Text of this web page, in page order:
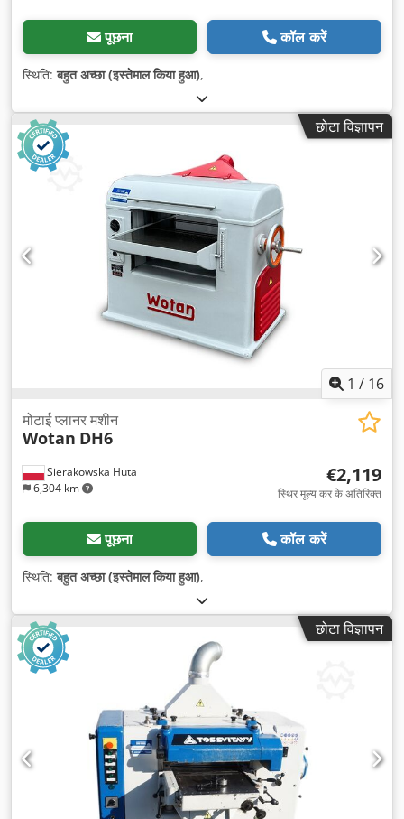
पूछना कॉल करें
स्थिति:बहुत अच्छा (इस्तेमाल किया हुआ),
छोटा विज्ञापन
1 / 16
Sierakowska Huta
6,304 km
मोटाई प्लानर मशीन
Wotan DH6
€2,119
स्थिर मूल्य कर के अतिरिक्त
पूछना कॉल करें
स्थिति:बहुत अच्छा (इस्तेमाल किया हुआ),
छोटा विज्ञापन